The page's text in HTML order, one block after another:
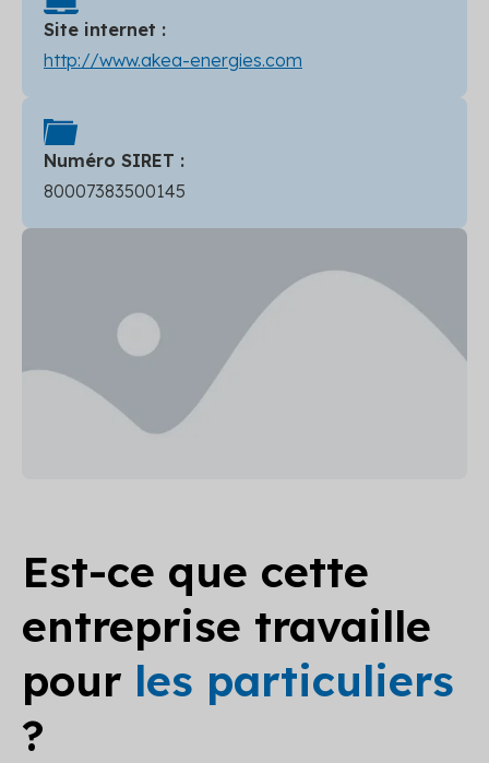
Site internet :
http://www.akea-energies.com
Numéro SIRET :
80007383500145
Est-ce que cette
entreprise travaille
pour les particuliers
?